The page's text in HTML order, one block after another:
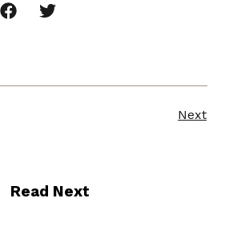
Next
Read Next